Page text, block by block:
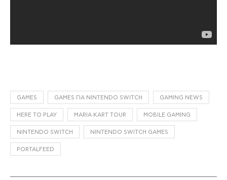
GAMES GAMES ΓΙΑ NINTENDO SWITCH GAMING NEWS
HERE TO PLAY MARIA KART TOUR MOBILE GAMING
NINTENDO SWITCH NINTENDO SWITCH GAMES
PORTALFEED